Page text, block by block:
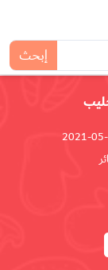
إبحث